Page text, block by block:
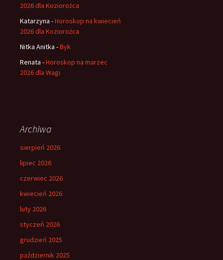
2026 dla Koziorożca
Katarzyna -Horoskop na kwiecień
2026 dla Koziorożca
Nitka Anitka -Byk
Renata -Horoskop na marzec
2026 dla Wagi
Archiwa
sierpień 2026
lipiec 2026
czerwiec 2026
kwiecień 2026
luty 2026
styczeń 2026
grudzień 2025
październik 2025